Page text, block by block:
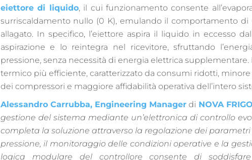
eiettore di liquido, il cui funzionamento consente
surriscaldamento nullo (0 K), emulando il comportamento di
allagato. In specifico, l’eiettore aspira il liquido in eccesso
aspirazione e lo reintegra nel ricevitore, sfruttando
pressione, senza necessità di energia elettrica supplementare.
termico più efficiente, caratterizzato da consumi ridotti,
dei compressori e maggiore affidabilità operativa dell’intero
Alessandro Carrubba, Engineering Managerdi NOVA FRIGO
gestione del sistema mediante un’elettronica di controllo
completa la soluzione attraverso la regolazione dei
pressione, il monitoraggio delle condizioni operative e la
logica modulare del controllore consente di